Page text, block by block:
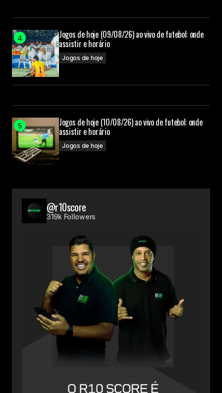
Jogos de hoje (09/08/26) ao vivo de futebol: onde
assistir e horário
Jogos de hoje
Jogos de hoje (10/08/26) ao vivo de futebol: onde
assistir e horário
Jogos de hoje
@r10score
319k Followers